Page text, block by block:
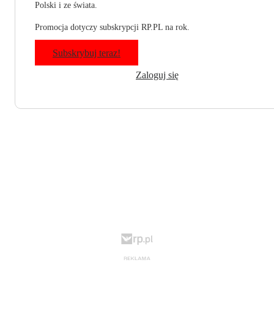
Polski i ze świata.
Promocja dotyczy subskrypcji RP.PL na rok.
Subskrybuj teraz!
Zaloguj się